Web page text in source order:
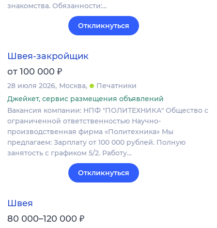
знакомства. Обязанности:…
Откликнуться
Швея-закройщик
от 100 000 ₽
28 июля 2026 Москва
Печатники
Джейкет, сервис размещения объявлений
Вакансия компании: НПФ "ПОЛИТЕХНИКА" Общество с
ограниченной ответственностью Научно-
производственная фирма «Политехника» Мы
предлагаем: Зарплату от 100 000 рублей. Полную
занятость с графиком 5/2. Работу…
Откликнуться
Швея
80 000–120 000 ₽